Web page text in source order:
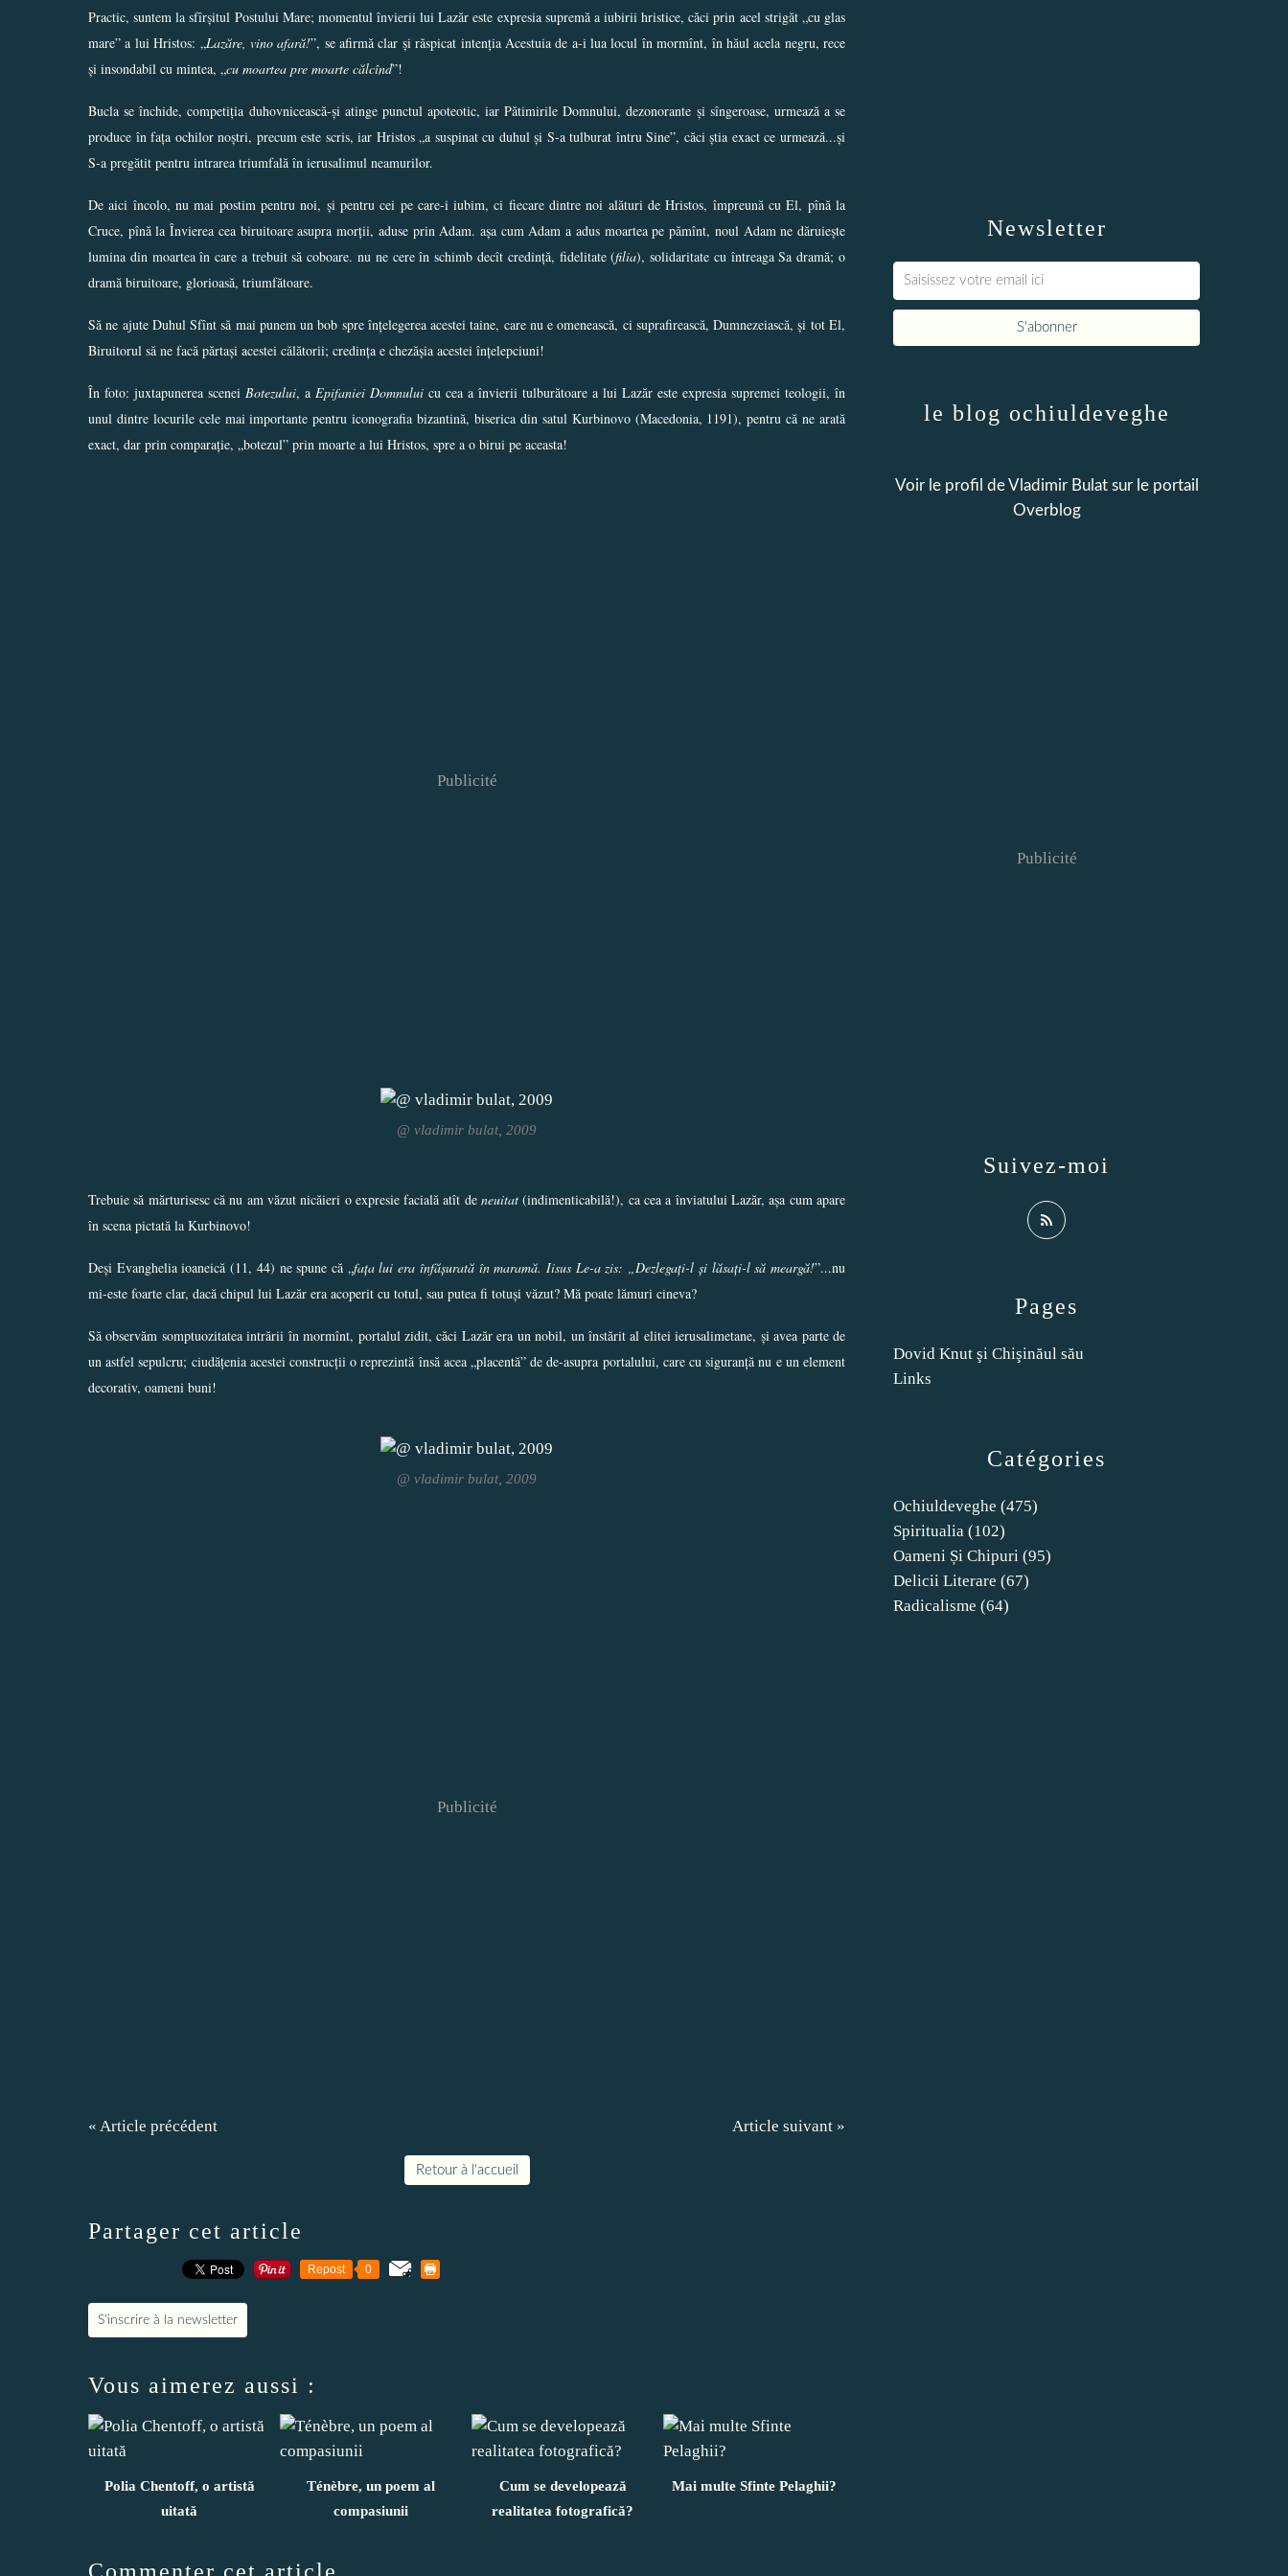
Practic, suntem la sfîrșitul Postului Mare; momentul învierii lui Lazăr este expresia supremă a iubirii hristice, căci prin acel strigăt „cu glas
mare” a lui Hristos: „Lazăre, vino afară!”, se afirmă clar și răspicat intenția Acestuia de a-i lua locul în mormînt, în hăul acela negru, rece
și insondabil cu mintea, „cu moartea pre moarte călcînd”!
Bucla se închide, competiția duhovnicească-și atinge punctul apoteotic, iar Pătimirile Domnului, dezonorante și sîngeroase, urmează a se
produce în fața ochilor noștri, precum este scris, iar Hristos „a suspinat cu duhul și S-a tulburat întru Sine”, căci știa exact ce urmează...și
S-a pregătit pentru intrarea triumfală în ierusalimul neamurilor.
De aici încolo, nu mai postim pentru noi, și pentru cei pe care-i iubim, ci fiecare dintre noi alături de Hristos, împreună cu El, pînă la
Cruce, pînă la Învierea cea biruitoare asupra morții, aduse prin Adam. așa cum Adam a adus moartea pe pămînt, noul Adam ne dăruiește
lumina din moartea în care a trebuit să coboare. nu ne cere în schimb decît credință, fidelitate (filia), solidaritate cu întreaga Sa dramă; o
dramă biruitoare, glorioasă, triumfătoare.
Să ne ajute Duhul Sfînt să mai punem un bob spre înțelegerea acestei taine, care nu e omenească, ci suprafirească, Dumnezeiască, și tot El,
Biruitorul să ne facă părtași acestei călătorii; credința e chezășia acestei înțelepciuni!
În foto: juxtapunerea scenei Botezului, a Epifaniei Domnului cu cea a învierii tulburătoare a lui Lazăr este expresia supremei teologii, în
unul dintre locurile cele mai importante pentru iconografia bizantină, biserica din satul Kurbinovo (Macedonia, 1191), pentru că ne arată
exact, dar prin comparație, „botezul” prin moarte a lui Hristos, spre a o birui pe aceasta!
Publicité
@ vladimir bulat, 2009
Trebuie să mărturisesc că nu am văzut nicăieri o expresie facială atît deneuitat (indimenticabilă!), ca cea a înviatului Lazăr, așa cum apare
în scena pictată la Kurbinovo!
Deși Evanghelia ioaneică (11, 44) ne spune că „fața lui era înfășurată în maramă. Iisus Le-a zis: „Dezlegați-l și lăsați-l să meargă!”...nu
mi-este foarte clar, dacă chipul lui Lazăr era acoperit cu totul, sau putea fi totuși văzut? Mă poate lămuri cineva?
Să observăm somptuozitatea intrării în mormînt, portalul zidit, căci Lazăr era un nobil, un înstărit al elitei ierusalimetane, și avea parte de
un astfel sepulcru; ciudățenia acestei construcții o reprezintă însă acea „placentă” de de-asupra portalului, care cu siguranță nu e un element
decorativ, oameni buni!
@ vladimir bulat, 2009
Publicité
« Article précédent Article suivant »
Retour à l'accueil
Partager cet article
Repost 0
S'inscrire à la newsletter
Vous aimerez aussi :
Polia Chentoff, o artistă
uitată
Ténèbre, un poem al
compasiunii
Cum se developează
realitatea fotografică?
Mai multe Sfinte Pelaghii?
Commenter cet article
Newsletter
Catégories
Ochiuldeveghe (475)
Spiritualia (102)
Oameni Și Chipuri (95)
Delicii Literare (67)
Radicalisme (64)
Pages
Dovid Knut şi Chişinăul său
Links
le blog ochiuldeveghe
Voir le profil deVladimir Bulatsur le portail
Overblog
Suivez-moi
Publicité